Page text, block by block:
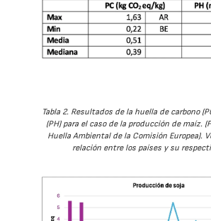
Tabla 2. Resultados de la huella de carbono
(PH) para el caso de la producción de maíz.
Huella Ambiental de la Comisión Europea).
relación entre los países y su